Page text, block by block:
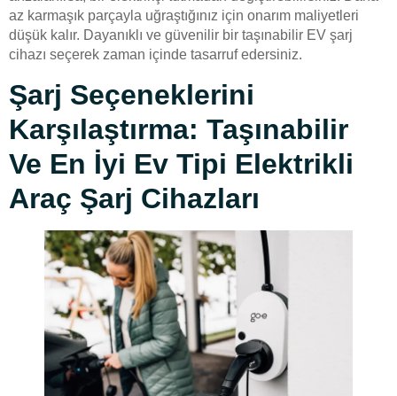
az karmaşık parçayla uğraştığınız için onarım maliyetleri
düşük kalır. Dayanıklı ve güvenilir bir taşınabilir EV şarj
cihazı seçerek zaman içinde tasarruf edersiniz.
Şarj Seçeneklerini
Karşılaştırma: Taşınabilir
Ve En İyi Ev Tipi Elektrikli
Araç Şarj Cihazları